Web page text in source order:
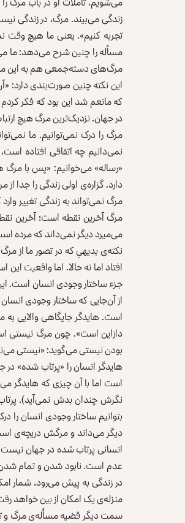
تجربه کنیم». یعنی ما هیچ وقت
مسأله را چنین شرح می‌دهد: ما
مرگ‌های دسته‌جمعی هم به این
این نکته چنین صورت‌بندی دارد:
که مانعم شد این بود که فکر
در جهان. نزدیک‌ترین مرگ هیچ
مرگ را درک نمی‌توانیم. ما
«رساله» می‌خوانیم: «پس با مرگ
دارد. گزاره‌ی اولی زندگی را جدا
مرگ نمی‌تواند به زندگی تغییر
مرگ آخرین نقطه است؛ آخرین
می‌میرد دیگر نمی‌داند که مرده
نکته‌‌ی بدیهیِ که در تصور ما از
افتاد اما نه حالا. اما واقعیت
جزء ساختار وجودی انسان است.
از آن‌جایی که ساختار وجودی
است. هایدگر جایگاهی والایی
دازاین است». چون مرگ نیستی
بودن نیستی می‌گوید: «نیستی
هایدگر انسان را «پرتاب شده»
است اما با آن چیزی که هایدگر
نگرش چندان بدش نمی‌آید).
بتوانیم ساختار وجودی انسان
دیگر می‌داند و مرگش دریچه‌ی
انسانی پرتاب شده در جهان
عدم است. نابود شدن و تمام شدن
در زندگی به پیش می‌رود، شمار
منزله‌ی یک امکان از بین خواهد
سمت دیگر قضیه مسأله‌ی مرگ و